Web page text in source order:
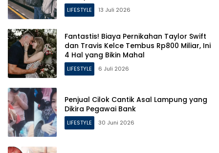
LIFESTYLE 13 Juli 2026
Fantastis! Biaya Pernikahan Taylor Swift
dan Travis Kelce Tembus Rp800 Miliar, Ini
4 Hal yang Bikin Mahal
LIFESTYLE 6 Juli 2026
Penjual Cilok Cantik Asal Lampung yang
Dikira Pegawai Bank
LIFESTYLE 30 Juni 2026